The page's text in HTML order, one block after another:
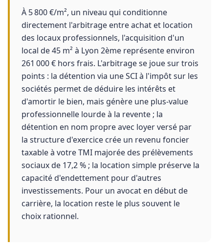
À 5 800 €/m², un niveau qui conditionne
directement l'arbitrage entre achat et location
des locaux professionnels, l'acquisition d'un
local de 45 m² à Lyon 2ème représente environ
261 000 € hors frais. L'arbitrage se joue sur trois
points : la détention via une SCI à l'impôt sur les
sociétés permet de déduire les intérêts et
d'amortir le bien, mais génère une plus-value
professionnelle lourde à la revente ; la
détention en nom propre avec loyer versé par
la structure d'exercice crée un revenu foncier
taxable à votre TMI majorée des prélèvements
sociaux de 17,2 % ; la location simple préserve la
capacité d'endettement pour d'autres
investissements. Pour un avocat en début de
carrière, la location reste le plus souvent le
choix rationnel.